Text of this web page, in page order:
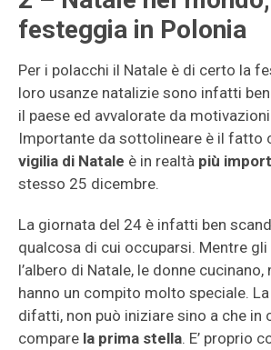
festeggia in Polonia
Per i polacchi il Natale è di certo la
loro usanze natalizie sono infatti
il paese ed avvalorate da
Importante da sottolineare è il fatto
vigilia di Natale è in realtà più
stesso 25 dicembre.
La giornata del 24 è infatti ben
qualcosa di cui occuparsi. Mentre
l’albero di Natale, le donne
hanno un compito molto speciale.
difatti, non può iniziare sino a che in
compare la prima stella. E’ proprio